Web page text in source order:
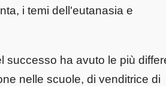
i temi dell'eutanasia e
successo ha avuto le più
nelle scuole, di venditrice di